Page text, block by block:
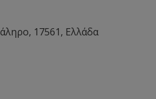
17561, Ελλάδα